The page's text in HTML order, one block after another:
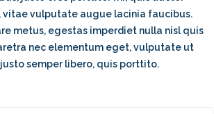
vitae vulputate augue lacinia faucibus.
metus, egestas imperdiet nulla nisl quis
nec elementum eget, vulputate ut
semper libero, quis porttito.